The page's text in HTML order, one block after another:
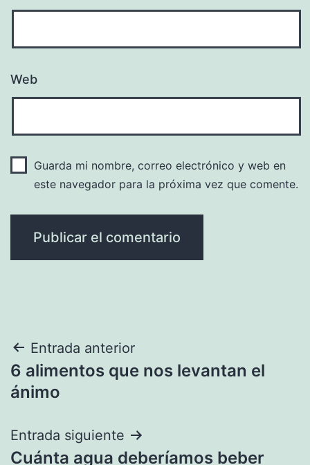
Web
Guarda mi nombre, correo electrónico y web en
este navegador para la próxima vez que comente.
Navegación
de
Entrada anterior
6 alimentos que nos levantan el
ánimo
Entrada siguiente
Cuánta agua deberíamos beber